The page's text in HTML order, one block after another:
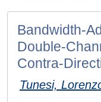
Bandwidth-
Double-
Contra-
Tunesi,